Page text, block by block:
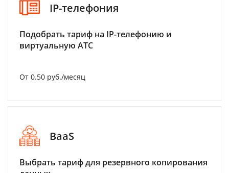
IP-телефония
Подобрать тариф на IP-телефонию и
виртуальную АТС
От 0.50 руб./месяц
BaaS
Выбрать тариф для резервного копирования